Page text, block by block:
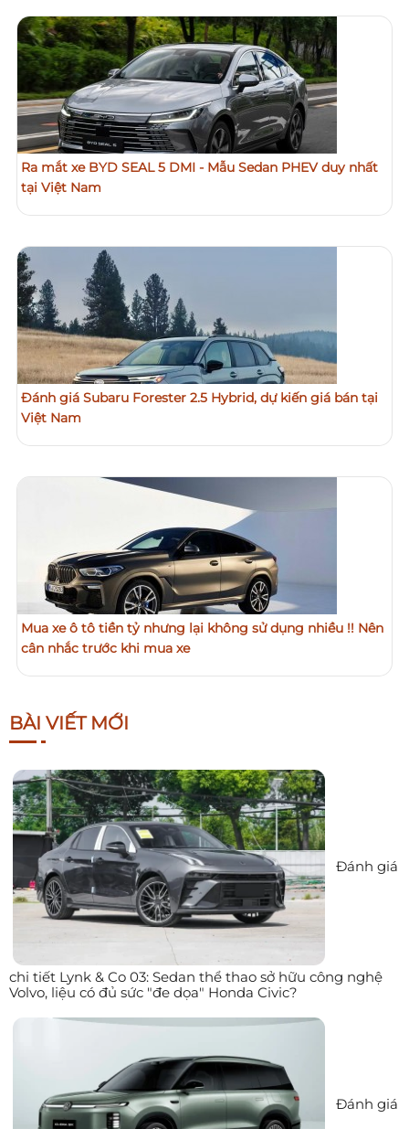
Ra mắt xe BYD SEAL 5 DMI - Mẫu Sedan PHEV duy nhất
tại Việt Nam
Đánh giá Subaru Forester 2.5 Hybrid, dự kiến giá bán tại
Việt Nam
Mua xe ô tô tiền tỷ nhưng lại không sử dụng nhiều !! Nên
cân nhắc trước khi mua xe
BÀI VIẾT MỚI
Đánh giá
chi tiết Lynk & Co 03: Sedan thể thao sở hữu công nghệ
Volvo, liệu có đủ sức "đe dọa" Honda Civic?
Đánh giá